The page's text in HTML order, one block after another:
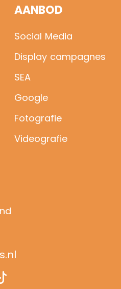
AANBOD
Social Media
Display campagnes
SEA
Google
Fotografie
Videografie